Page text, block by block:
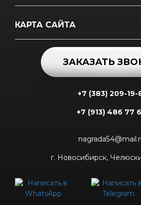
КАРТА САЙТА
ЗАКАЗАТЬ
+7 (383) 209-19-
+7 (913) 486 77
г. Новосибирск,